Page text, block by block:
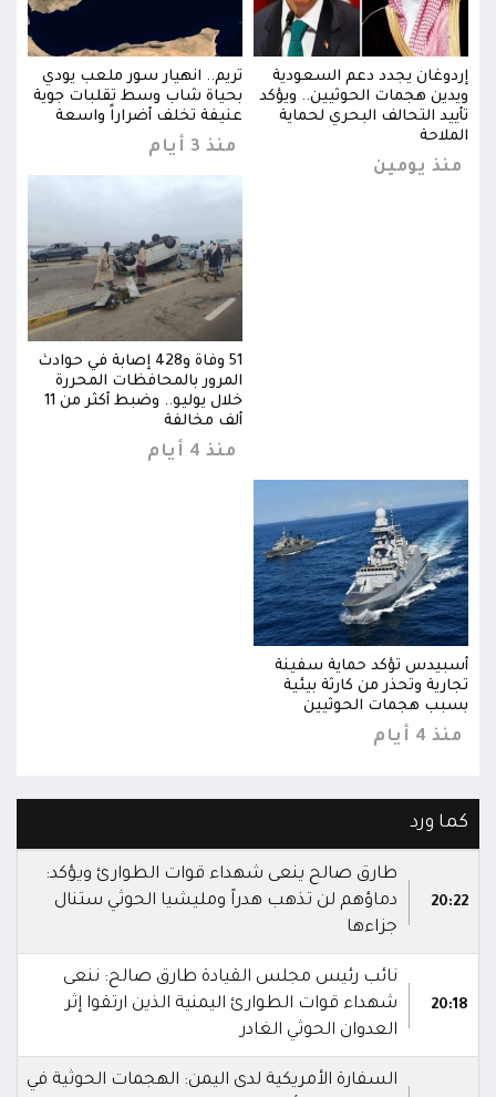
إردوغان يجدد دعم السعودية
ويدين هجمات الحوثيين.. ويؤكد
تأييد التحالف البحري لحماية
الملاحة
منذ يومين
تريم.. انهيار سور ملعب يودي
بحياة شاب وسط تقلبات جوية
عنيفة تخلف أضراراً واسعة
منذ 3 أيام
51 وفاة و428 إصابة في حوادث
المرور بالمحافظات المحررة
خلال يوليو.. وضبط أكثر من 11
ألف مخالفة
منذ 4 أيام
أسبيدس تؤكد حماية سفينة
تجارية وتحذر من كارثة بيئية
بسبب هجمات الحوثيين
منذ 4 أيام
كما ورد
20:22
طارق صالح ينعى شهداء قوات الطوارئ ويؤكد:
دماؤهم لن تذهب هدراً ومليشيا الحوثي ستنال
جزاءها
20:18
نائب رئيس مجلس القيادة طارق صالح: ننعى
شهداء قوات الطوارئ اليمنية الذين ارتقوا إثر
العدوان الحوثي الغادر
السفارة الأمريكية لدى اليمن: الهجمات الحوثية في